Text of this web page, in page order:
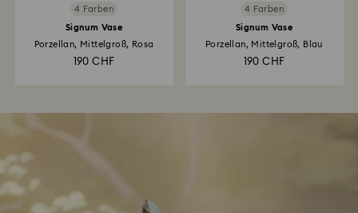
4 Farben
Signum Vase
Porzellan, Mittelgroß, Rosa
190 CHF
4 Farben
Signum Vase
Porzellan, Mittelgroß, Blau
190 CHF